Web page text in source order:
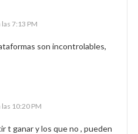
7:13 PM
son incontrolables,
10:20 PM
t ganar y los que no , pueden